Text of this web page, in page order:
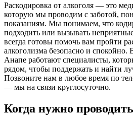
Раскодировка от алкоголя — это
которую мы проводим с заботой,
показаниям. Мы понимаем, что
подходить или вызывать
всегда готовы помочь вам пройти
алкоголизма безопасно и
Анапе работают специалисты,
рядом, чтобы поддержать и найти
Позвоните нам в любое время по
— мы на связи круглосуточно.
Когда нужно проводить